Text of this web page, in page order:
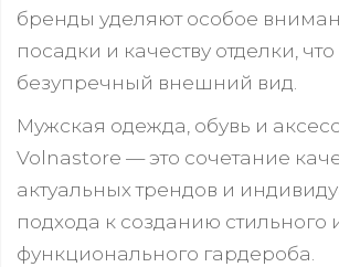
бренды уделяют особое
посадки и качеству отделки,
безупречный внешний вид.
Мужская одежда, обувь и
Volnastore — это сочетание
актуальных трендов и
подхода к созданию стильного
функционального гардероба.